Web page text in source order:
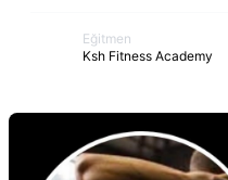
Eğitmen
Ksh Fitness Academy